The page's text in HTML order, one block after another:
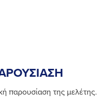
παρουσίαση της μελέτης.